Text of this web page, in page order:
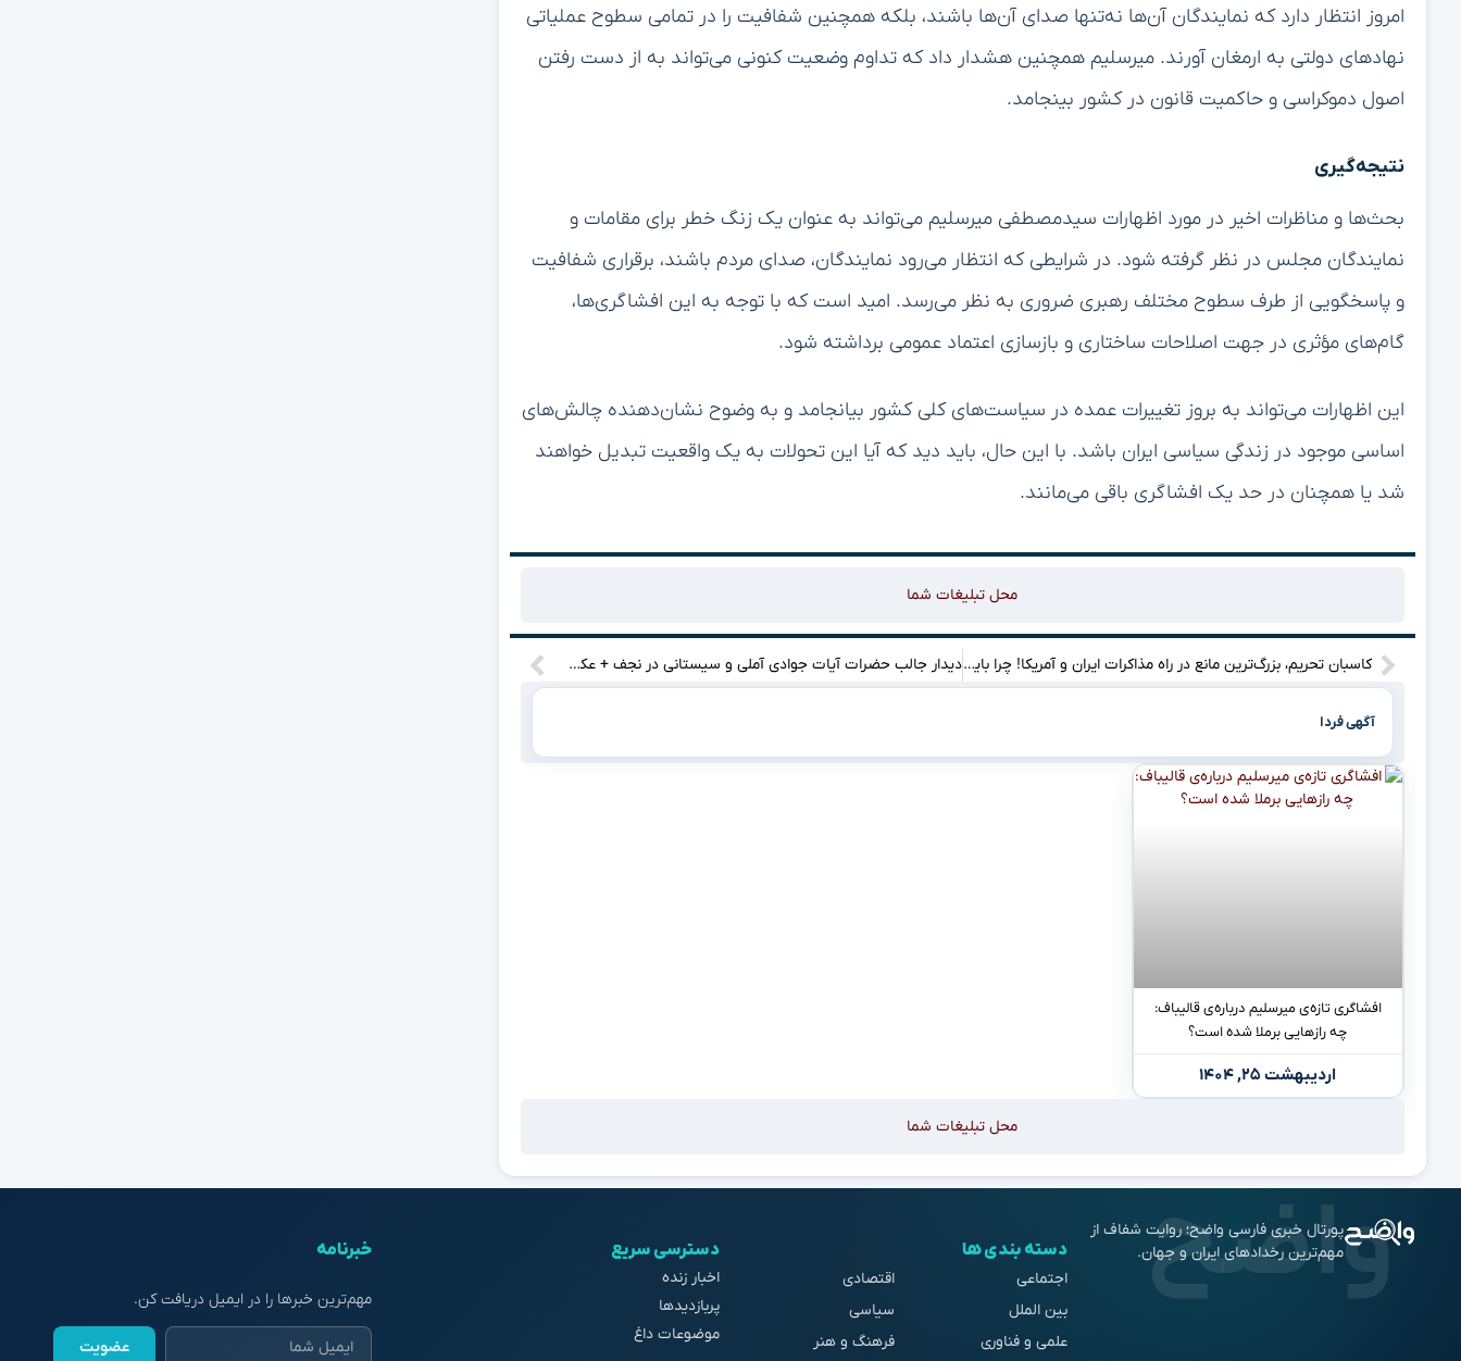
امروز انتظار دارد که نمایندگان آن‌ها نه‌تنها صدای آن‌ها باشند، بلکه همچنین شفافیت را در تمامی سطوح عملیاتی
نهادهای دولتی به ارمغان آورند. میرسلیم همچنین هشدار داد که تداوم وضعیت کنونی می‌تواند به از دست رفتن
اصول دموکراسی و حاکمیت قانون در کشور بینجامد.
نتیجه‌گیری
بحث‌ها و مناظرات اخیر در مورد اظهارات سیدمصطفی میرسلیم می‌تواند به عنوان یک زنگ خطر برای مقامات و
نمایندگان مجلس در نظر گرفته شود. در شرایطی که انتظار می‌رود نمایندگان، صدای مردم باشند، برقراری شفافیت
و پاسخگویی از طرف سطوح مختلف رهبری ضروری به نظر می‌رسد. امید است که با توجه به این افشاگری‌ها،
گام‌های مؤثری در جهت اصلاحات ساختاری و بازسازی اعتماد عمومی برداشته شود.
این اظهارات می‌تواند به بروز تغییرات عمده در سیاست‌های کلی کشور بیانجامد و به وضوح نشان‌دهنده چالش‌های
اساسی موجود در زندگی سیاسی ایران باشد. با این حال، باید دید که آیا این تحولات به یک واقعیت تبدیل خواهند
شد یا همچنان در حد یک افشاگری باقی می‌مانند.
محل تبلیغات شما
کاسبان تحریم، بزرگ‌ترین مانع در راه مذاکرات ایران و آمریکا! چرا باید ادامه و جزئیات این موضوع را بخوانید؟ دیدار جالب حضرات آیات جوادی آملی و سیستانی در نجف + عکس‌ها
آگهی فردا
افشاگری تازه‌ی میرسلیم درباره‌ی قالیباف:
چه رازهایی برملا شده است؟
اردیبهشت ۲۵, ۱۴۰۴
محل تبلیغات شما
پورتال خبری فارسی واضح؛ روایت شفاف از
مهم‌ترین رخدادهای ایران و جهان.
دسته بندی ها
اجتماعی
اقتصادی
بین الملل
سیاسی
علمی و فناوری
فرهنگ و هنر
دسترسی سریع
اخبار زنده
پربازدیدها
موضوعات داغ
خبرنامه
مهم‌ترین خبرها را در ایمیل دریافت کن.
عضویت